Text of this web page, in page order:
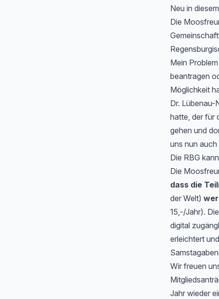
Neu in
Die
Mein
beantragen
Möglichkeit
Dr. Lübenau-
hatte, der für
gehen und
uns nun
Die RBG
Die
dass die
der Welt)
15,-/Jahr).
digital
erleichtert
Wir freuen
Jahr wieder